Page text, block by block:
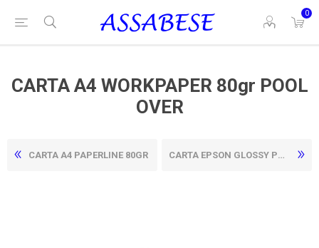
0
CARTA A4 WORKPAPER 80gr POOL
OVER
CARTA A4 PAPERLINE 80GR CARTA EPSON GLOSSY PHOTO PAPER A4 DOPPIO PACCO